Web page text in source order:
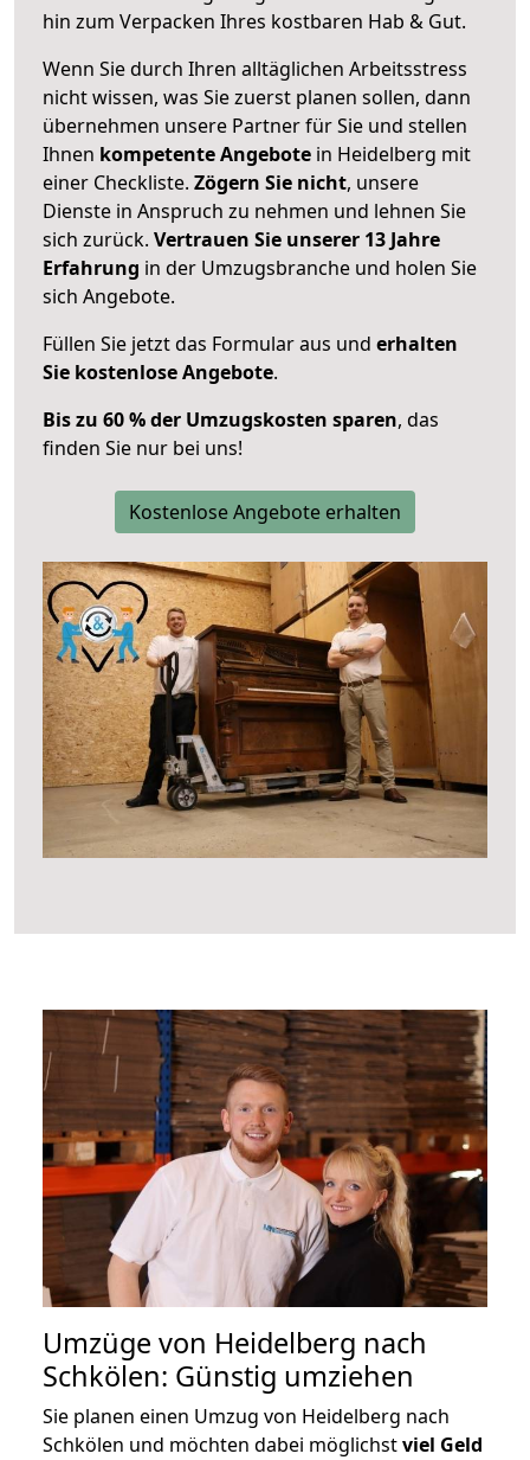
hin zum Verpacken Ihres kostbaren Hab & Gut.
Wenn Sie durch Ihren alltäglichen Arbeitsstress
nicht wissen, was Sie zuerst planen sollen, dann
übernehmen unsere Partner für Sie und stellen
Ihnen kompetente Angebote in Heidelberg mit
einer Checkliste. Zögern Sie nicht, unsere
Dienste in Anspruch zu nehmen und lehnen Sie
sich zurück. Vertrauen Sie unserer 13 Jahre
Erfahrung in der Umzugsbranche und holen Sie
sich Angebote.
Füllen Sie jetzt das Formular aus und erhalten
Sie kostenlose Angebote.
Bis zu 60 % der Umzugskosten sparen, das
finden Sie nur bei uns!
Kostenlose Angebote erhalten
Umzüge von Heidelberg nach
Schkölen: Günstig umziehen
Sie planen einen Umzug von Heidelberg nach
Schkölen und möchten dabei möglichstviel Geld